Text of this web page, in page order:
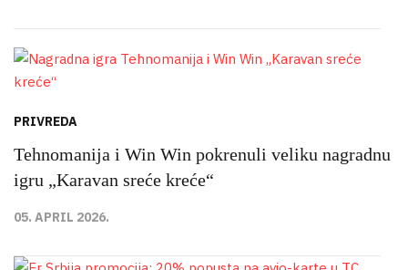
PRIVREDA
Tehnomanija i Win Win pokrenuli veliku nagradnu
igru „Karavan sreće kreće“
05. APRIL 2026.